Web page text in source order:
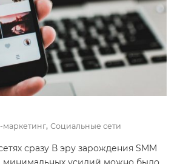
,Социальные сети
сразу В эру зарождения SMM